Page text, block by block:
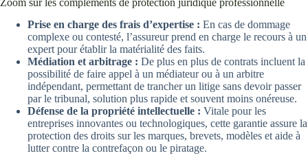
Prise en charge des frais d’expertise : En cas de dommage
complexe ou contesté, l’assureur prend en charge le recours à un
expert pour établir la matérialité des faits.
Médiation et arbitrage : De plus en plus de contrats incluent la
possibilité de faire appel à un médiateur ou à un arbitre
indépendant, permettant de trancher un litige sans devoir passer
par le tribunal, solution plus rapide et souvent moins onéreuse.
Défense de la propriété intellectuelle : Vitale pour les
entreprises innovantes ou technologiques, cette garantie assure la
protection des droits sur les marques, brevets, modèles et aide à
lutter contre la contrefaçon ou le piratage.